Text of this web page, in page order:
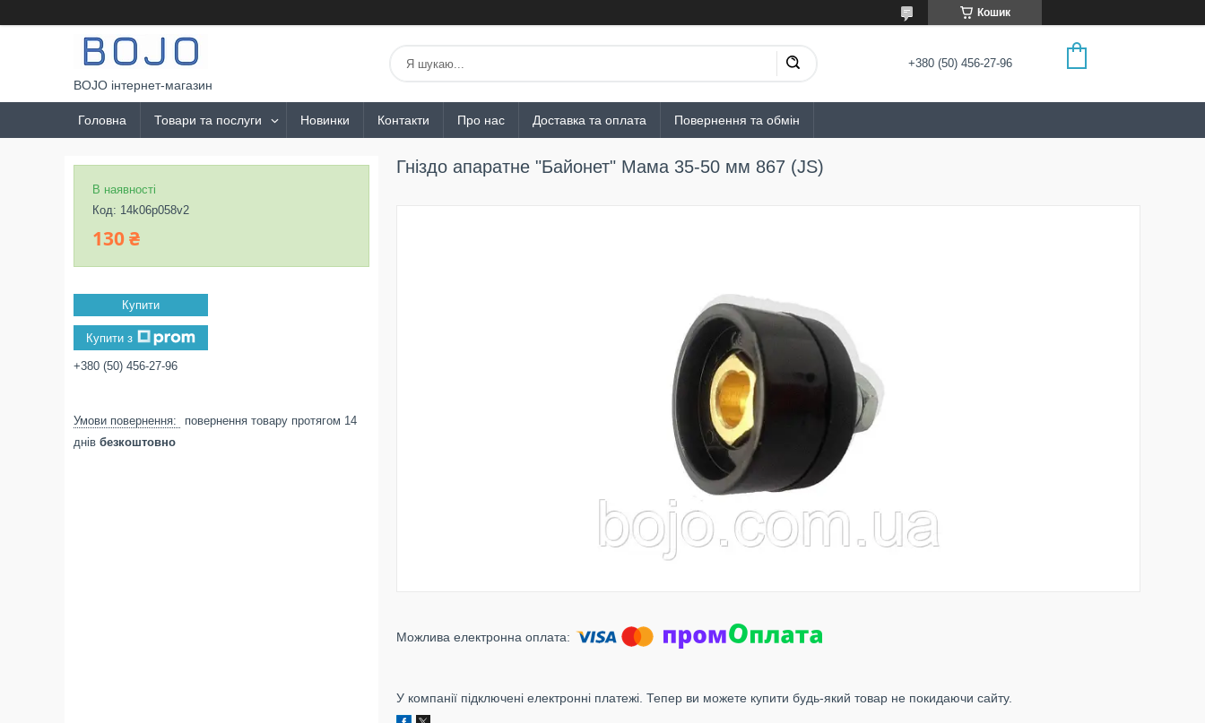
Кошик
BOJO інтернет-магазин
+380 (50) 456-27-96
Головна Товари та послуги Новинки Контакти Про нас Доставка та оплата Повернення та обмін
Гніздо апаратне "Байонет" Мама 35-50 мм 867 (JS)
У компанії підключені електронні платежі. Тепер ви можете купити будь-який товар не покидаючи сайту.
В наявності
Код: 14k06p058v2
130 ₴
Купити
Купити з
+380 (50) 456-27-96
повернення товару протягом 14
днів безкоштовно